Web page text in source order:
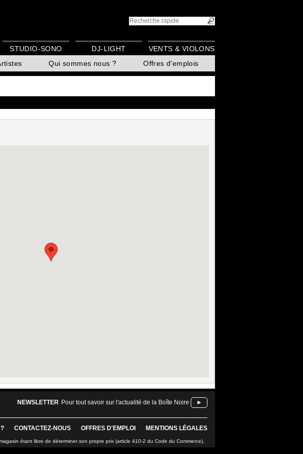
Qui sommes nous ? Offres d'emplois
STUDIO-SONO DJ-LIGHT VENTS & VIOLONS
NEWSLETTER Pour tout savoir sur l'actualité de la Boîte Noire ►
CONTACTEZ-NOUS OFFRES D'EMPLOI MENTIONS LÉGALES
étant libre de déterminer son propre prix (article 410-2 du Code du Commerce).